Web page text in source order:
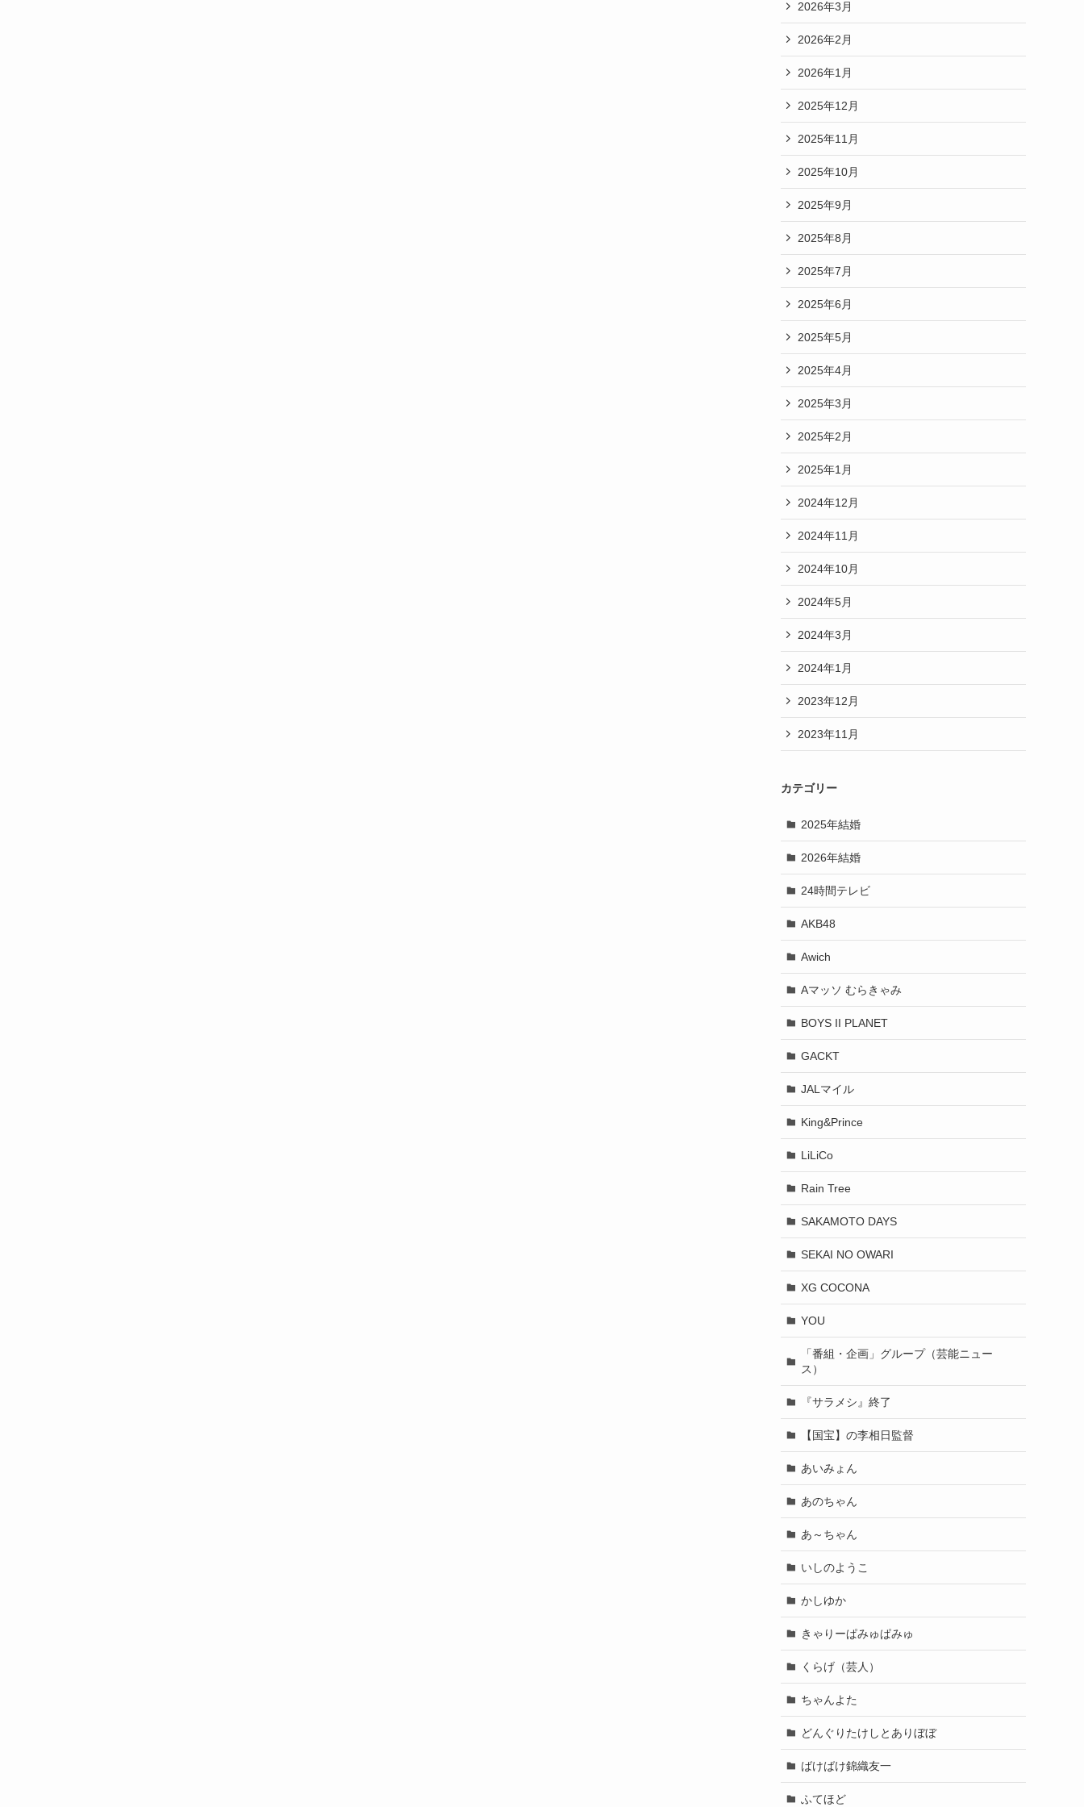
2026年3月
2026年2月
2026年1月
2025年12月
2025年11月
2025年10月
2025年9月
2025年8月
2025年7月
2025年6月
2025年5月
2025年4月
2025年3月
2025年2月
2025年1月
2024年12月
2024年11月
2024年10月
2024年5月
2024年3月
2024年1月
2023年12月
2023年11月
カテゴリー
2025年結婚
2026年結婚
24時間テレビ
AKB48
Awich
Aマッソ むらきゃみ
BOYS II PLANET
GACKT
JALマイル
King&Prince
LiLiCo
Rain Tree
SAKAMOTO DAYS
SEKAI NO OWARI
XG COCONA
YOU
「番組・企画」グループ（芸能ニュー
ス）
『サラメシ』終了
【国宝】の李相日監督
あいみょん
あのちゃん
あ～ちゃん
いしのようこ
かしゆか
きゃりーぱみゅぱみゅ
くらげ（芸人）
ちゃんよた
どんぐりたけしとありぼぼ
ばけばけ錦織友一
ふてほど